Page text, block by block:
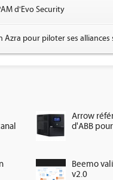
d'Evo Security
Azra pour piloter ses
Arrow
d'ABB
Beemo
v2.0